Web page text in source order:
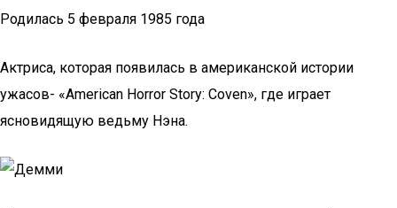
Родилась 5 февраля 1985 года
Актриса, которая появилась в американской истории
ужасов- «American Horror Story: Coven», где играет
ясновидящую ведьму Нэна.